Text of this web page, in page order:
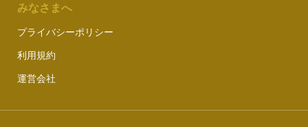
みなさまへ
プライバシーポリシー
利用規約
運営会社